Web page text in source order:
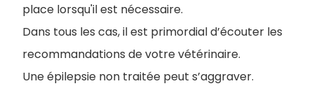
place lorsqu'il est nécessaire.
Dans tous les cas, il est primordial d’écouter les
recommandations de votre vétérinaire.
Une épilepsie non traitée peut s’aggraver.